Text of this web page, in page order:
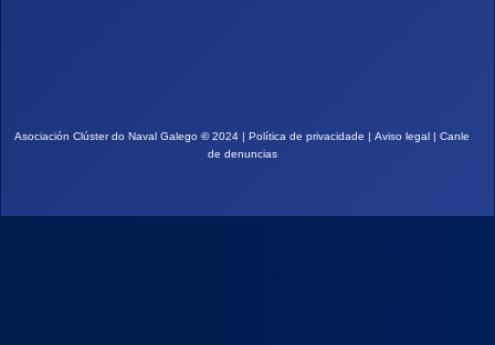
Asociación Clúster do Naval Galego ©2024 | Política de privacidade | Aviso legal | Canle
de denuncias